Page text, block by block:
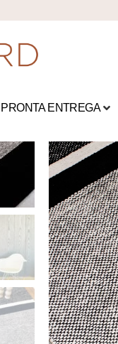
PRONTA ENTREGA